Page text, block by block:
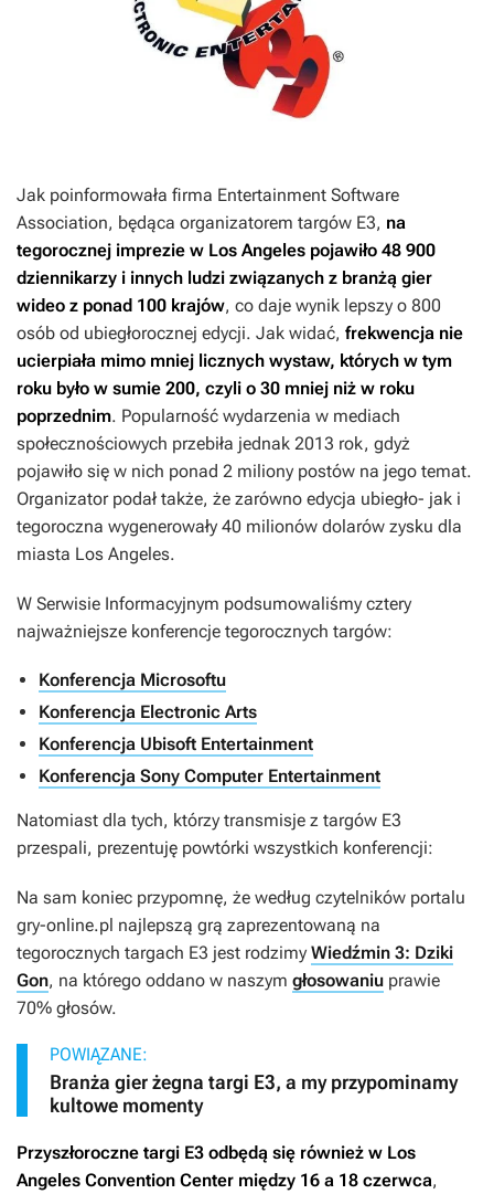
Jak poinformowała firma Entertainment Software
Association, będąca organizatorem targów E3, na
tegorocznej imprezie w Los Angeles pojawiło 48 900
dziennikarzy i innych ludzi związanych z branżą gier
wideo z ponad 100 krajów, co daje wynik lepszy o 800
osób od ubiegłorocznej edycji. Jak widać, frekwencja nie
ucierpiała mimo mniej licznych wystaw, których w tym
roku było w sumie 200, czyli o 30 mniej niż w roku
poprzednim. Popularność wydarzenia w mediach
społecznościowych przebiła jednak 2013 rok, gdyż
pojawiło się w nich ponad 2 miliony postów na jego temat.
Organizator podał także, że zarówno edycja ubiegło- jak i
tegoroczna wygenerowały 40 milionów dolarów zysku dla
miasta Los Angeles.
W Serwisie Informacyjnym podsumowaliśmy cztery
najważniejsze konferencje tegorocznych targów:
Konferencja Microsoftu
Konferencja Electronic Arts
Konferencja Ubisoft Entertainment
Konferencja Sony Computer Entertainment
Natomiast dla tych, którzy transmisje z targów E3
przespali, prezentuję powtórki wszystkich konferencji:
Na sam koniec przypomnę, że według czytelników portalu
gry-online.pl najlepszą grą zaprezentowaną na
tegorocznych targach E3 jest rodzimy Wiedźmin 3: Dziki
Gon, na którego oddano w naszym głosowaniu prawie
70% głosów.
POWIĄZANE:
Branża gier żegna targi E3, a my przypominamy
kultowe momenty
Przyszłoroczne targi E3 odbędą się również w Los
Angeles Convention Center między 16 a 18 czerwca,